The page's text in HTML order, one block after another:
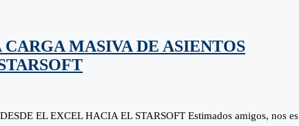
MASIVA DE ASIENTOS
EL EXCEL HACIA EL STARSOFT Estimados amigos, nos es